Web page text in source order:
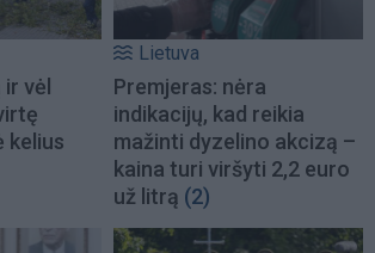
vėl
kelius
Lietuva
Premjeras: nėra
indikacijų, kad reikia
mažinti dyzelino akcizą –
kaina turi viršyti 2,2 euro
už litrą (2)